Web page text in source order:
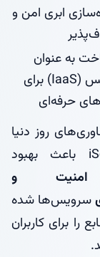
ابری امن و
به عنوان
سرویس (IaaS) برای
حرفه‌ای
روز دنیا
امنیت و
سرویس‌ها شده
را برای کاربران